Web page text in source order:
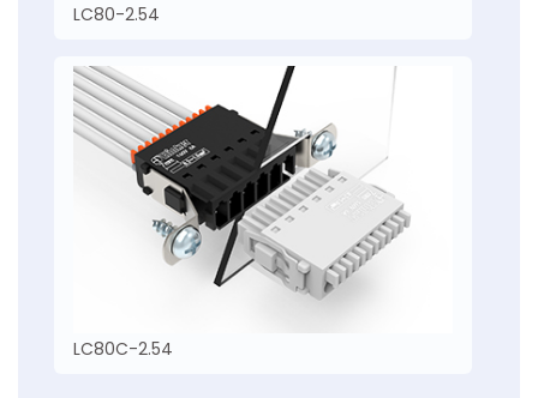
LC80-2.54
LC80C-2.54